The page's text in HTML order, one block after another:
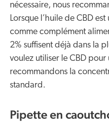
nécessaire, nous
Lorsque l’huile de CBD
comme complément
2% suffisent déjà dans la
voulez utiliser le CBD
recommandons la
standard.
Pipette en